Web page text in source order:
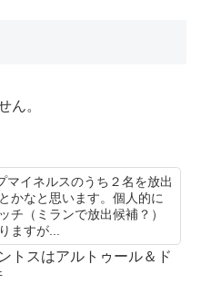
ん。
マイネルスのうち２名を放出
かなと思います。個人的に
チ（ミランで放出候補？）
ますが...
トスはアルトゥール＆ド